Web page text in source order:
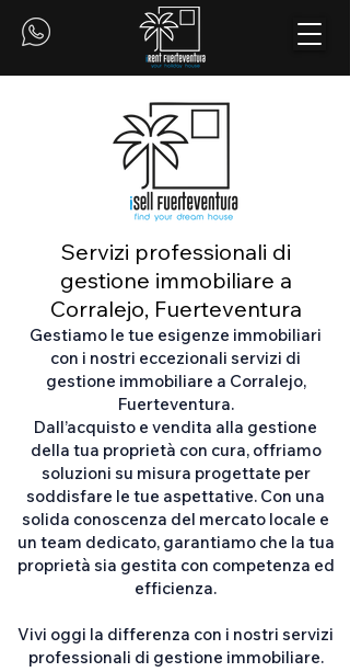
Servizi professionali di
gestione immobiliare a
Corralejo, Fuerteventura
Gestiamo le tue esigenze immobiliari
con i nostri eccezionali servizi di
gestione immobiliare a Corralejo,
Fuerteventura.
Dall’acquisto e vendita alla gestione
della tua proprietà con cura, offriamo
soluzioni su misura progettate per
soddisfare le tue aspettative. Con una
solida conoscenza del mercato locale e
un team dedicato, garantiamo che la tua
proprietà sia gestita con competenza ed
efficienza.
Vivi oggi la differenza con i nostri servizi
professionali di gestione immobiliare.